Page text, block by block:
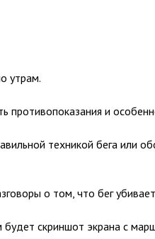
утрам.
и
техникой бега или
о том, что бег
скриншот экрана с